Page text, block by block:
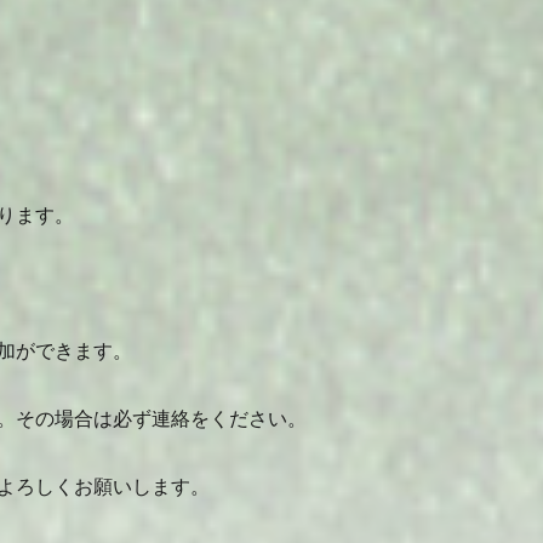
ます。
ができます。
その場合は必ず連絡をください。
ろしくお願いします。